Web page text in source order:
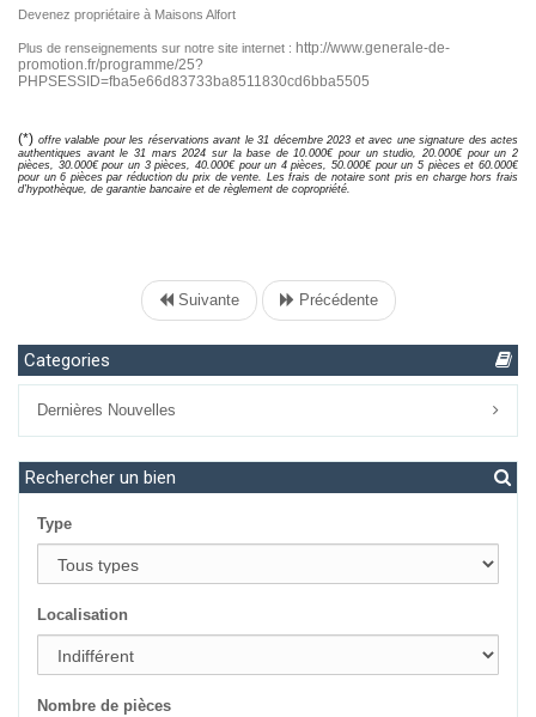
Devenez propriétaire à Maisons Alfort
Plus de renseignements sur notre site internet : http://www.generale-de-
promotion.fr/programme/25?
PHPSESSID=fba5e66d83733ba8511830cd6bba5505
(*) offre valable pour les réservations avant le 31 décembre 2023 et avec une signature des actes
authentiques avant le 31 mars 2024 sur la base de 10.000€ pour un studio, 20.000€ pour un 2
pièces, 30.000€ pour un 3 pièces, 40.000€ pour un 4 pièces, 50.000€ pour un 5 pièces et 60.000€
pour un 6 pièces par réduction du prix de vente. Les frais de notaire sont pris en charge hors frais
d’hypothèque, de garantie bancaire et de règlement de copropriété.
Suivante Précédente
Categories
Dernières Nouvelles
Rechercher un bien
Type
Localisation
Nombre de pièces